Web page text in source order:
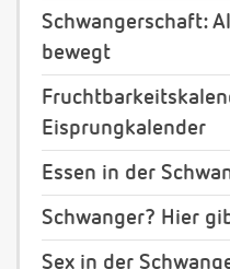
Schwangerschaft:
bewegt
Eisprungkalender
Essen in der
Schwanger? Hier
Sex in der